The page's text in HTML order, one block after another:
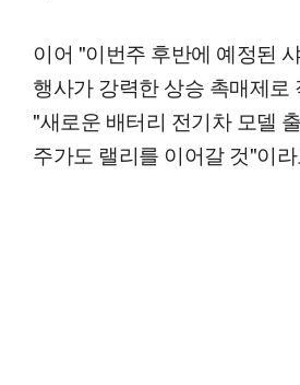
이어 "이번주 후반에 예정된
행사가 강력한 상승 촉매제로
"새로운 배터리 전기차 모델
주가도 랠리를 이어갈 것"이